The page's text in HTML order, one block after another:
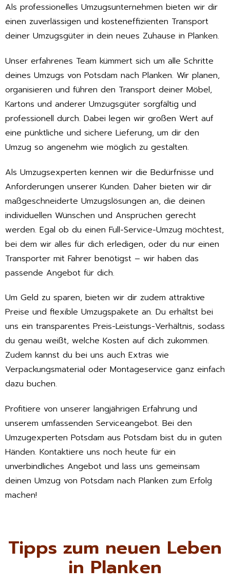
Als professionelles Umzugsunternehmen bieten wir dir
einen zuverlässigen und kosteneffizienten Transport
deiner Umzugsgüter in dein neues Zuhause in Planken.
Unser erfahrenes Team kümmert sich um alle Schritte
deines Umzugs von Potsdam nach Planken. Wir planen,
organisieren und führen den Transport deiner Möbel,
Kartons und anderer Umzugsgüter sorgfältig und
professionell durch. Dabei legen wir großen Wert auf
eine pünktliche und sichere Lieferung, um dir den
Umzug so angenehm wie möglich zu gestalten.
Als Umzugsexperten kennen wir die Bedürfnisse und
Anforderungen unserer Kunden. Daher bieten wir dir
maßgeschneiderte Umzugslösungen an, die deinen
individuellen Wünschen und Ansprüchen gerecht
werden. Egal ob du einen Full-Service-Umzug möchtest,
bei dem wir alles für dich erledigen, oder du nur einen
Transporter mit Fahrer benötigst – wir haben das
passende Angebot für dich.
Um Geld zu sparen, bieten wir dir zudem attraktive
Preise und flexible Umzugspakete an. Du erhältst bei
uns ein transparentes Preis-Leistungs-Verhältnis, sodass
du genau weißt, welche Kosten auf dich zukommen.
Zudem kannst du bei uns auch Extras wie
Verpackungsmaterial oder Montageservice ganz einfach
dazu buchen.
Profitiere von unserer langjährigen Erfahrung und
unserem umfassenden Serviceangebot. Bei den
Umzugexperten Potsdam aus Potsdam bist du in guten
Händen. Kontaktiere uns noch heute für ein
unverbindliches Angebot und lass uns gemeinsam
deinen Umzug von Potsdam nach Planken zum Erfolg
machen!
Tipps zum neuen Leben
in Planken